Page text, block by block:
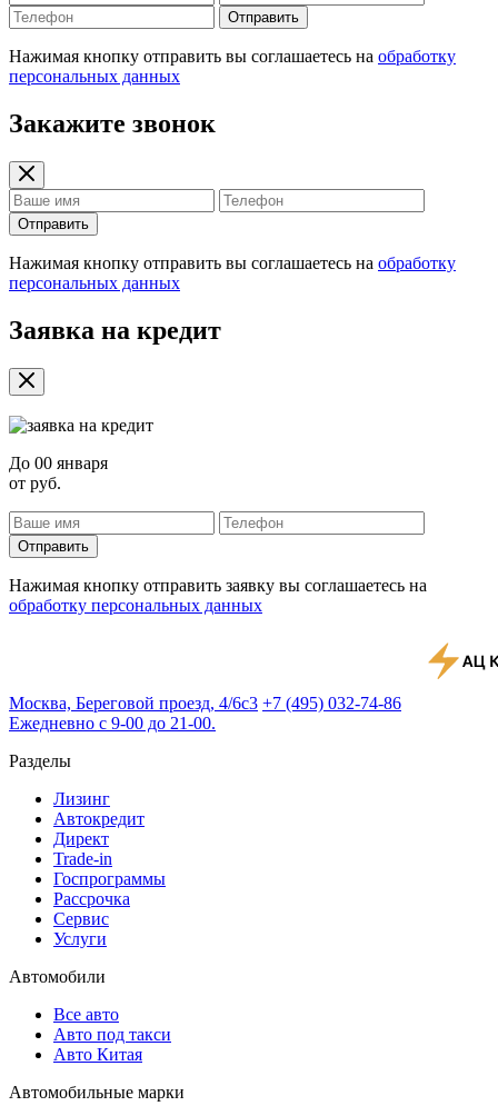
Отправить
Нажимая кнопку отправить вы соглашаетесь на обработку
персональных данных
Закажите звонок
Отправить
Нажимая кнопку отправить вы соглашаетесь на обработку
персональных данных
Заявка на кредит
До 00 января
от руб.
Отправить
Нажимая кнопку отправить заявку вы соглашаетесь на
обработку персональных данных
Москва, Береговой проезд, 4/6с3 +7 (495) 032-74-86
Ежедневно с 9-00 до 21-00.
Разделы
Лизинг
Автокредит
Директ
Trade-in
Госпрограммы
Рассрочка
Сервис
Услуги
Автомобили
Все авто
Авто под такси
Авто Китая
Автомобильные марки